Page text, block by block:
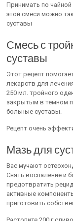
Принимать по
этой смеси можно
суставы
Смесь с
суставы
Этот рецепт
лекарств для
250 мл. тройного
закрытым в темном
больные суставы.
Рецепт очень
Мазь для
Вас мучают
Снять воспаление и
предотвратить
активные
приготовить